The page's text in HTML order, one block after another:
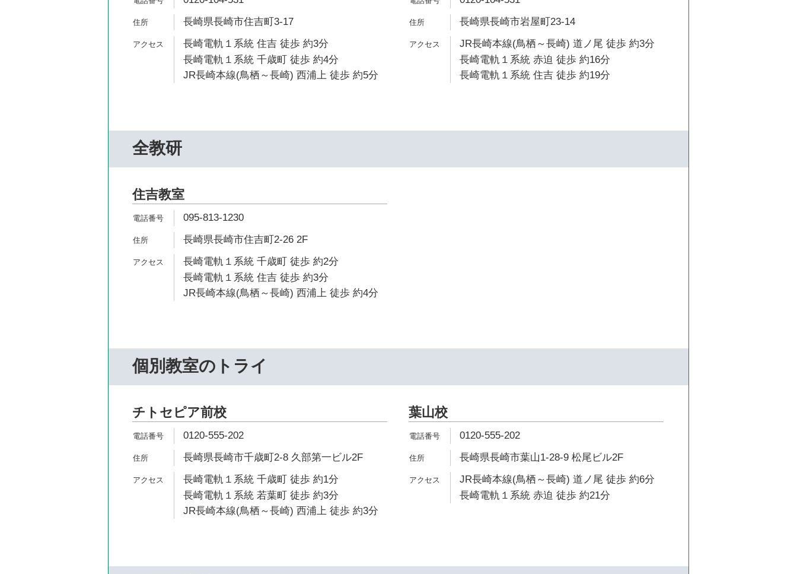
長崎県長崎市住吉町3-17
長崎電軌１系統 住吉 徒歩 約3分
長崎電軌１系統 千歳町 徒歩 約4分
JR長崎本線(鳥栖～長崎) 西浦上 徒歩 約5分
長崎県長崎市岩屋町23-14
JR長崎本線(鳥栖～長崎) 道ノ尾 徒歩 約3分
長崎電軌１系統 赤迫 徒歩 約16分
長崎電軌１系統 住吉 徒歩 約19分
全教研
住吉教室
095-813-1230
長崎県長崎市住吉町2-26 2F
長崎電軌１系統 千歳町 徒歩 約2分
長崎電軌１系統 住吉 徒歩 約3分
JR長崎本線(鳥栖～長崎) 西浦上 徒歩 約4分
個別教室のトライ
チトセピア前校
0120-555-202
長崎県長崎市千歳町2-8 久部第一ビル2F
長崎電軌１系統 千歳町 徒歩 約1分
長崎電軌１系統 若葉町 徒歩 約3分
JR長崎本線(鳥栖～長崎) 西浦上 徒歩 約3分
葉山校
0120-555-202
長崎県長崎市葉山1-28-9 松尾ビル2F
JR長崎本線(鳥栖～長崎) 道ノ尾 徒歩 約6分
長崎電軌１系統 赤迫 徒歩 約21分